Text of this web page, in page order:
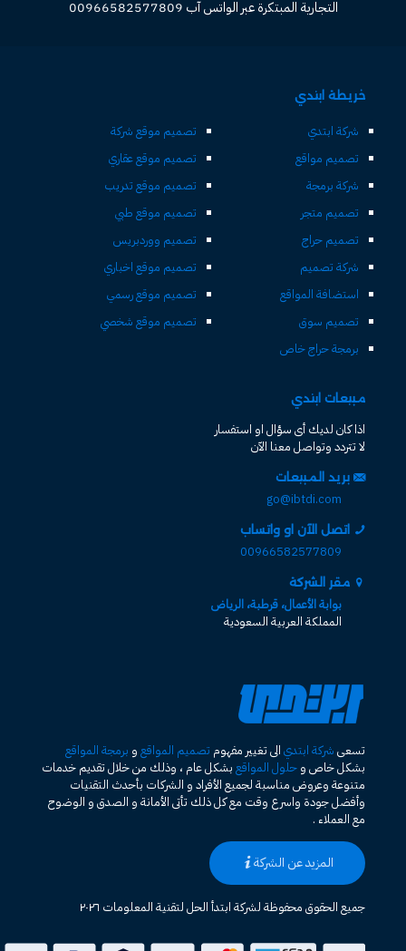
التجارية المبتكرة عبر الواتس آب 00966582577809
خريطة ابتدي
شركة ابتدي
تصميم مواقع
شركة برمجة
تصميم متجر
تصميم حراج
شركة تصميم
استضافة المواقع
تصميم سوق
برمجة حراج خاص
تصميم موقع شركة
تصميم موقع عقاري
تصميم موقع تدريب
تصميم موقع طبي
تصميم ووردبريس
تصميم موقع اخباري
تصميم موقع رسمي
تصميم موقع شخصي
مبيعات ابتدي
اذا كان لديك أى سؤال او استفسار
لا تتردد وتواصل معنا الآن
بريد المبيعات
go@ibtdi.com
اتصل الآن او واتساب
00966582577809
مقر الشركة
بوابة الأعمال، قرطبة، الرياض
المملكة العربية السعودية
تسعى شركة ابتدي الى تغيير مفهوم تصميم المواقع و برمجة المواقع
بشكل خاص و حلول المواقع بشكل عام ، وذلك من خلال تقديم خدمات
متنوعة وعروض مناسبة لجميع الأفراد و الشركات بأحدث التقنيات
وأفضل جودة واسرع وقت مع كل ذلك تأتى الأمانة و الصدق و الوضوح
مع العملاء .
المزيد عن الشركة
جميع الحقوق محفوظة لشركة ابتدأ الحل لتقنية المعلومات ٢٠٢٦